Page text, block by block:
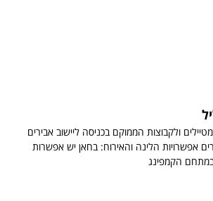
ולקבוצות הממוקם בכניסה ליישוב אבירים
אפשרויות הלינה והאירוח: בחאן יש אפשרות
הקמפינג